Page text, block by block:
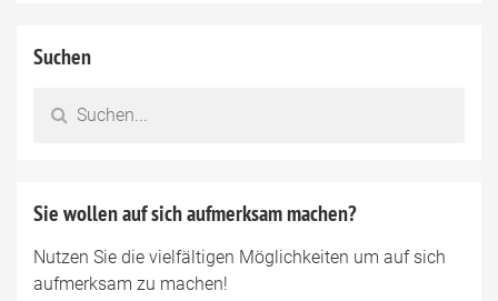
Suchen
Sie wollen auf sich aufmerksam machen?
Nutzen Sie die vielfältigen Möglichkeiten um auf sich
aufmerksam zu machen!